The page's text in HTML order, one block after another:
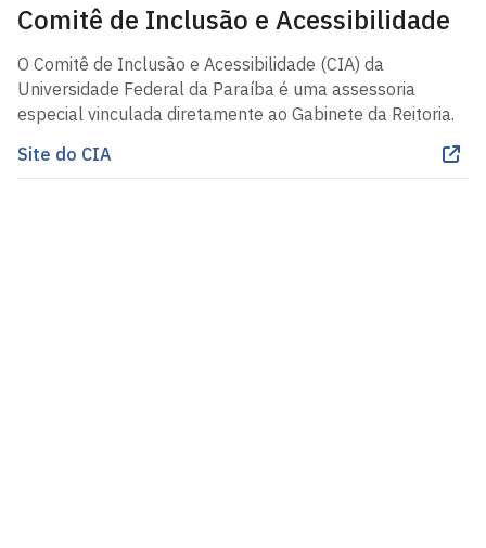
Comitê de Inclusão e Acessibilidade
O Comitê de Inclusão e Acessibilidade (CIA) da
Universidade Federal da Paraíba é uma assessoria
especial vinculada diretamente ao Gabinete da Reitoria.
Site do CIA